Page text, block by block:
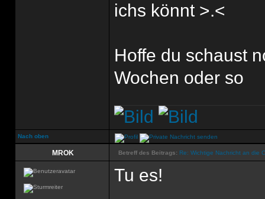
ichs könnt >.<
Hoffe du schaust
Wochen oder so
Nach oben
MROK Betreff des Beitrags: Re: Wichtige Nachricht an die
Tu es!